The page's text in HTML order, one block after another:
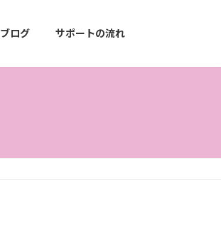
ブログ サポートの流れ